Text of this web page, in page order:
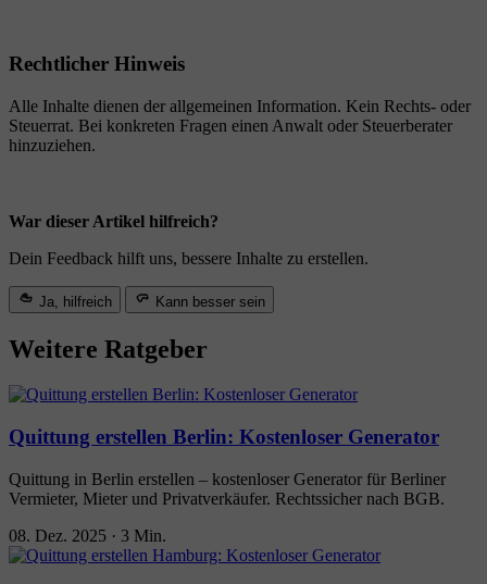
Rechtlicher Hinweis
Alle Inhalte dienen der allgemeinen Information. Kein Rechts- oder
Steuerrat. Bei konkreten Fragen einen Anwalt oder Steuerberater
hinzuziehen.
War dieser Artikel hilfreich?
Dein Feedback hilft uns, bessere Inhalte zu erstellen.
Ja, hilfreich Kann besser sein
Weitere Ratgeber
Quittung erstellen Berlin: Kostenloser Generator
Quittung in Berlin erstellen – kostenloser Generator für Berliner
Vermieter, Mieter und Privatverkäufer. Rechtssicher nach BGB.
08. Dez. 2025 · 3 Min.